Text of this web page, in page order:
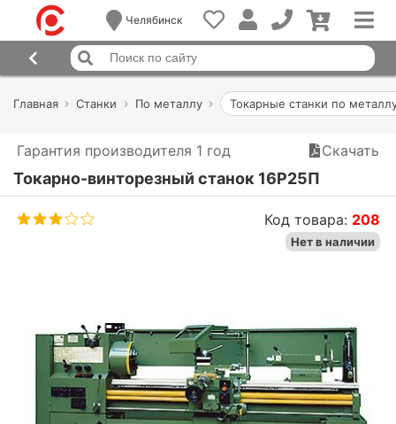
Челябинск
Главная Станки По металлу Токарные станки по
Гарантия производителя 1 год Скачать
Токарно-винторезный станок 16Р25П
Код товара: 208
Нет в наличии